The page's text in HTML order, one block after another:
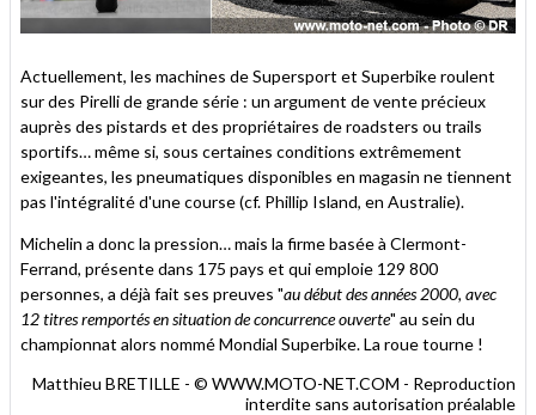
Actuellement, les machines de Supersport et Superbike roulent
sur des Pirelli de grande série : un argument de vente précieux
auprès des pistards et des propriétaires de roadsters ou trails
sportifs… même si, sous certaines conditions extrêmement
exigeantes, les pneumatiques disponibles en magasin ne tiennent
pas l'intégralité d'une course (cf. Phillip Island, en Australie).
Michelin a donc la pression… mais la firme basée à Clermont-
Ferrand, présente dans 175 pays et qui emploie 129 800
personnes, a déjà fait ses preuves "au début des années 2000, avec
12 titres remportés en situation de concurrence ouverte" au sein du
championnat alors nommé Mondial Superbike. La roue tourne !
Matthieu BRETILLE - © WWW.MOTO-NET.COM - Reproduction
interdite sans autorisation préalable